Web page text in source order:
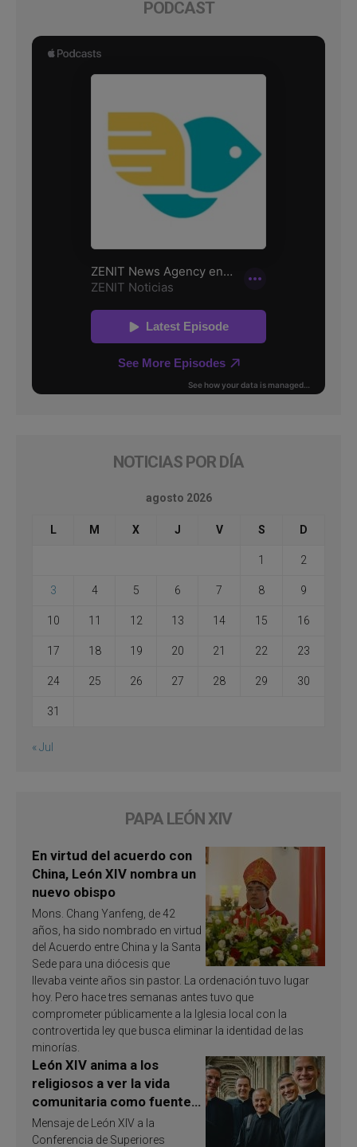
PODCAST
NOTICIAS POR DÍA
agosto 2026
L M X J V S D
1 2
3 4 5 6 7 8 9
10 11 12 13 14 15 16
17 18 19 20 21 22 23
24 25 26 27 28 29 30
31
« Jul
PAPA LEÓN XIV
En virtud del acuerdo con
China, León XIV nombra un
nuevo obispo
Mons. Chang Yanfeng, de 42
años, ha sido nombrado en virtud
del Acuerdo entre China y la Santa
Sede para una diócesis que
llevaba veinte años sin pastor. La ordenación tuvo lugar
hoy. Pero hace tres semanas antes tuvo que
comprometer públicamente a la Iglesia local con la
controvertida ley que busca eliminar la identidad de las
minorías.
León XIV anima a los
religiosos a ver la vida
comunitaria como fuente
de inspiración y
santificación
Mensaje de León XIV a la
Conferencia de Superiores